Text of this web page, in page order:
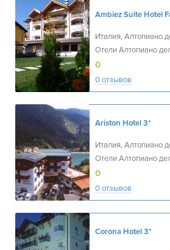
Ambiez Suite Hotel
Италия, Алтопиано
Отели Алтопиано
0
0 отзывов
Ariston Hotel3*
Италия, Алтопиано
Отели Алтопиано
0
0 отзывов
Corona Hotel3*